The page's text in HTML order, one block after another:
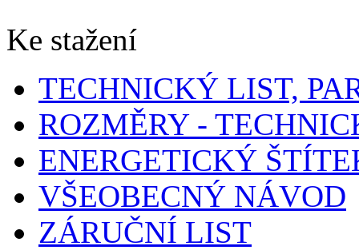
Ke stažení
TECHNICKÝ LIST,
ROZMĚRY -
ENERGETICKÝ
VŠEOBECNÝ NÁVOD
ZÁRUČNÍ LIST